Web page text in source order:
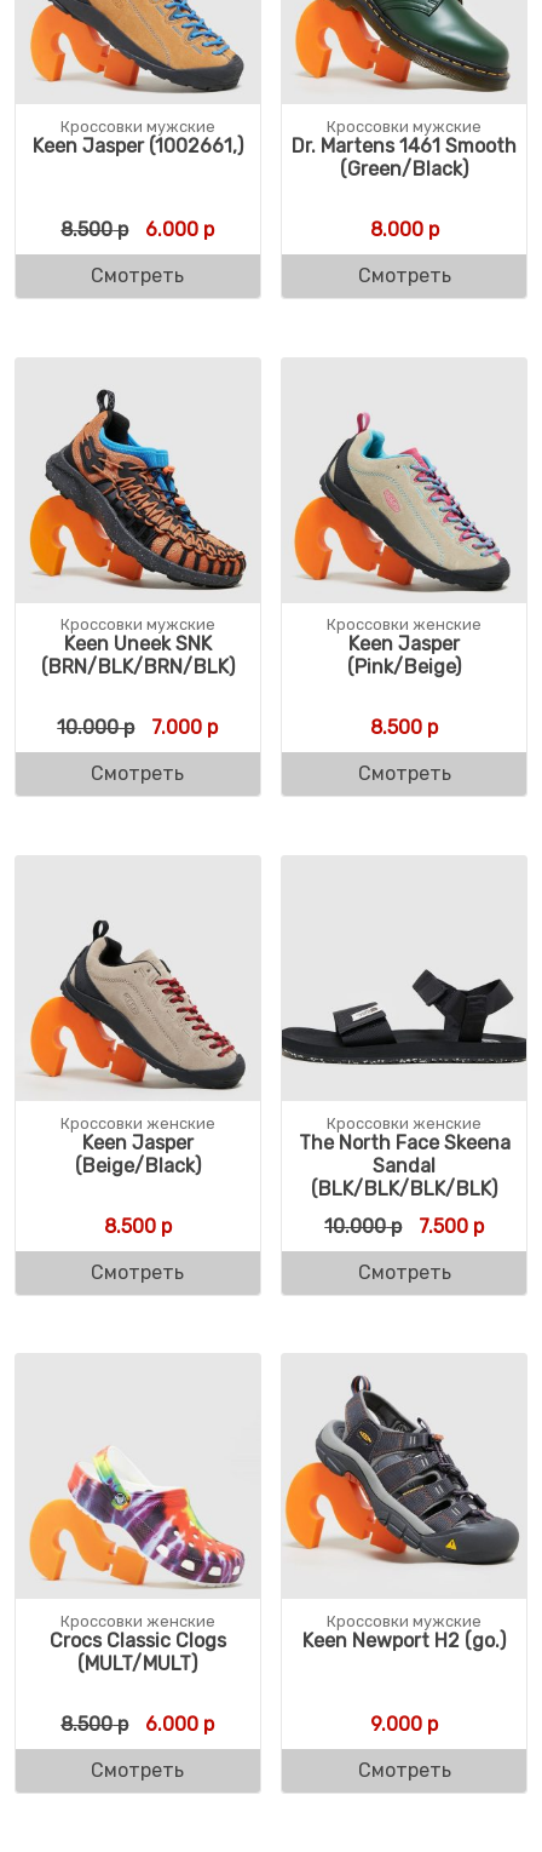
Кроссовки мужские
Keen Jasper (1002661,)
8.500р Первоначальная цена составляла 8.500
6.000 рТекущая цена: 6.000 р.
Смотреть
Кроссовки мужские
Dr. Martens 1461 Smooth
(Green/Black)
8.000р
Смотреть
Кроссовки мужские
Keen Uneek SNK
(BRN/BLK/BRN/BLK)
10.000р Первоначальная цена составляла 10.000
7.000 рТекущая цена: 7.000 р.
Смотреть
Кроссовки женские
Keen Jasper
(Pink/Beige)
8.500 р
Смотреть
Кроссовки женские
Keen Jasper
(Beige/Black)
8.500р
Смотреть
Кроссовки женские
The North Face Skeena
Sandal
(BLK/BLK/BLK/BLK)
10.000р 7.500 р
Смотреть
Кроссовки женские
Crocs Classic Clogs
(MULT/MULT)
8.500р Первоначальная цена составляла 8.500
6.000 рТекущая цена: 6.000 р.
Смотреть
Кроссовки мужские
Keen Newport H2 (go.)
9.000 р
Смотреть